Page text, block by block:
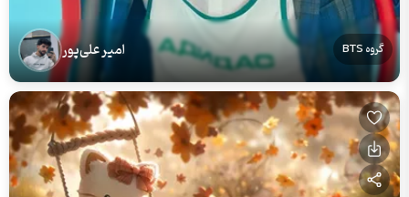
گروه BTS امیر علی‌پور